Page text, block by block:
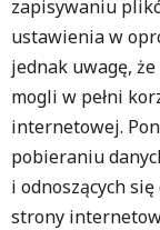
zapisywaniu
ustawienia w
jednak uwagę,
mogli w pełni
internetowej.
pobieraniu
i odnoszących
strony